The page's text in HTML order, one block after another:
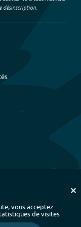
désinscription.
-
vous acceptez
de visites